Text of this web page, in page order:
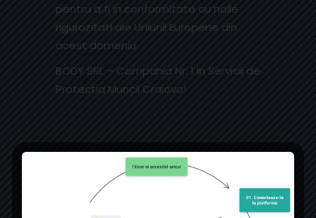
pentru a fi in conformitate cu noile
rigurozitati ale Uniunii Europene din
acest domeniu.
BODY SRL – Compania Nr. 1 in Servicii de
Protectia Muncii Craiova!